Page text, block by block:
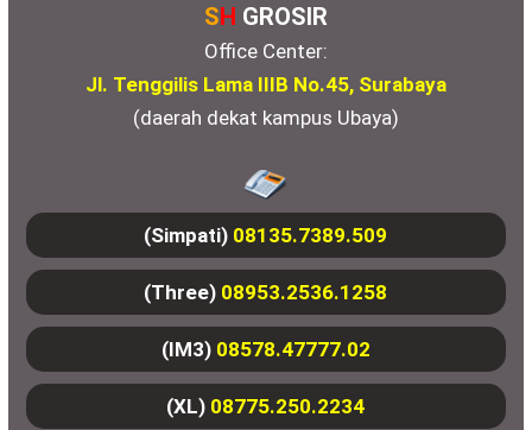
SH GROSIR
Office Center:
Jl. Tenggilis Lama IIIB No.45, Surabaya
(daerah dekat kampus Ubaya)
(Simpati) 08135.7389.509
(Three) 08953.2536.1258
(IM3) 08578.47777.02
(XL) 08775.250.2234